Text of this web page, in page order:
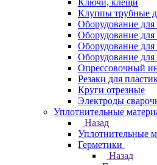
Ключи, клещи
Клуппы трубные
Оборудование для
Оборудование
Оборудование
Оборудование
Опрессовочный
Резаки для
Круги отрезные
Электроды
Уплотнительные
Назад
Уплотнительные
Герметики
Назад